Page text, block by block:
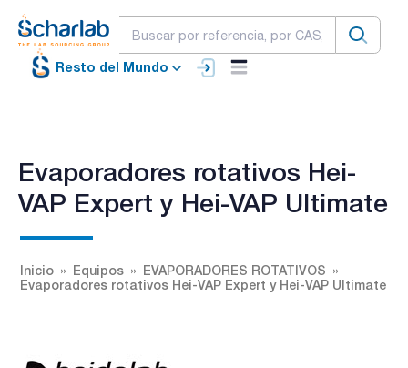
Resto del Mundo
Evaporadores rotativos Hei-
VAP Expert y Hei-VAP Ultimate
Inicio Equipos
EVAPORADORES ROTATIVOS
Evaporadores rotativos Hei-VAP Expert y Hei-VAP Ultimate